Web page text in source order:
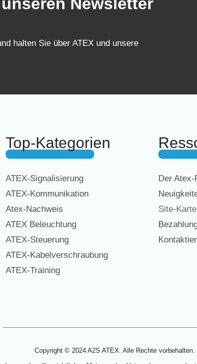
Newsletter
halten Sie über ATEX und unsere
Top-Kategorien
ATEX-Signalisierung
ATEX-Kommunikation
Atex-Nachweis
ATEX Beleuchtung
ATEX-Steuerung
ATEX-Kabelverschraubung
ATEX-Training
Der Atex-
Site-Karte
Copyright © 2024 A2S ATEX. Alle Rechte vorbehalten.